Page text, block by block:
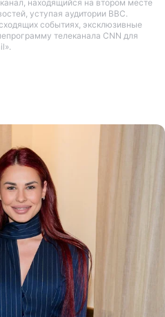
находящийся на втором месте
уступая аудитории BBC.
событиях, эксклюзивные
телеканала CNN для